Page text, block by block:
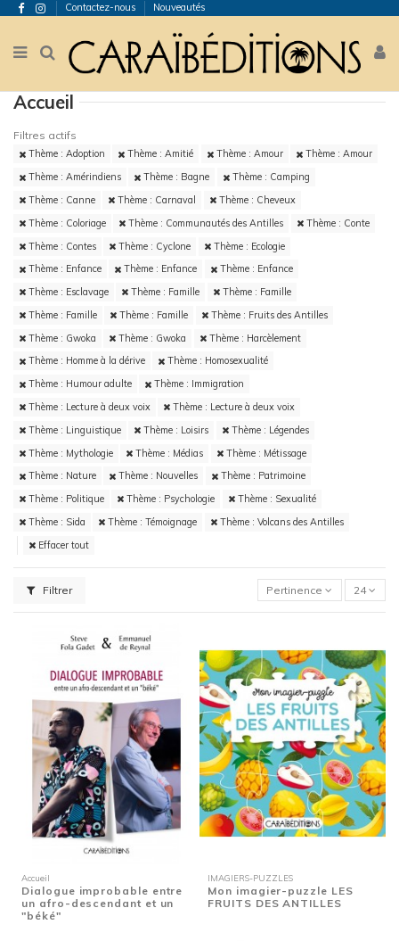
Contactez-nous Nouveautés
Accueil
Filtres actifs
Thème : Adoption Thème : Amitié Thème : Amour
Thème : Amour
Thème : Amérindiens
Thème : Bagne
Thème : Camping
Thème : Canne
Thème : Carnaval
Thème : Cheveux
Thème : Coloriage
Thème : Communautés des Antilles
Thème : Conte
Thème : Contes
Thème : Cyclone
Thème : Ecologie
Thème : Enfance
Thème : Enfance
Thème : Enfance
Thème : Esclavage
Thème : Famille
Thème : Famille
Thème : Famille
Thème : Famille
Thème : Fruits des Antilles
Thème : Gwoka
Thème : Gwoka
Thème : Harcèlement
Thème : Homme à la dérive
Thème : Homosexualité
Thème : Humour adulte
Thème : Immigration
Thème : Lecture à deux voix
Thème : Lecture à deux voix
Thème : Linguistique
Thème : Loisirs
Thème : Légendes
Thème : Mythologie
Thème : Médias
Thème : Métissage
Thème : Nature
Thème : Nouvelles
Thème : Patrimoine
Thème : Politique
Thème : Psychologie
Thème : Sexualité
Thème : Sida
Thème : Témoignage
Thème : Volcans des Antilles
Effacer tout
Filtrer Pertinence 24
Accueil
Dialogue improbable entre
un afro-descendant et un
"béké"
IMAGIERS-PUZZLES
Mon imagier-puzzle LES
FRUITS DES ANTILLES